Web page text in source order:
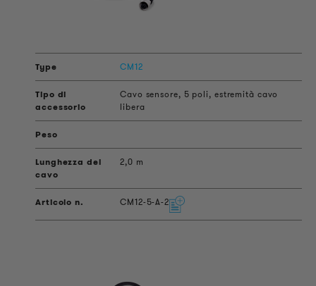
CM12
Cavo sensore, 5 poli, estremità cavo
libera
2,0 m
CM12-5-A-2